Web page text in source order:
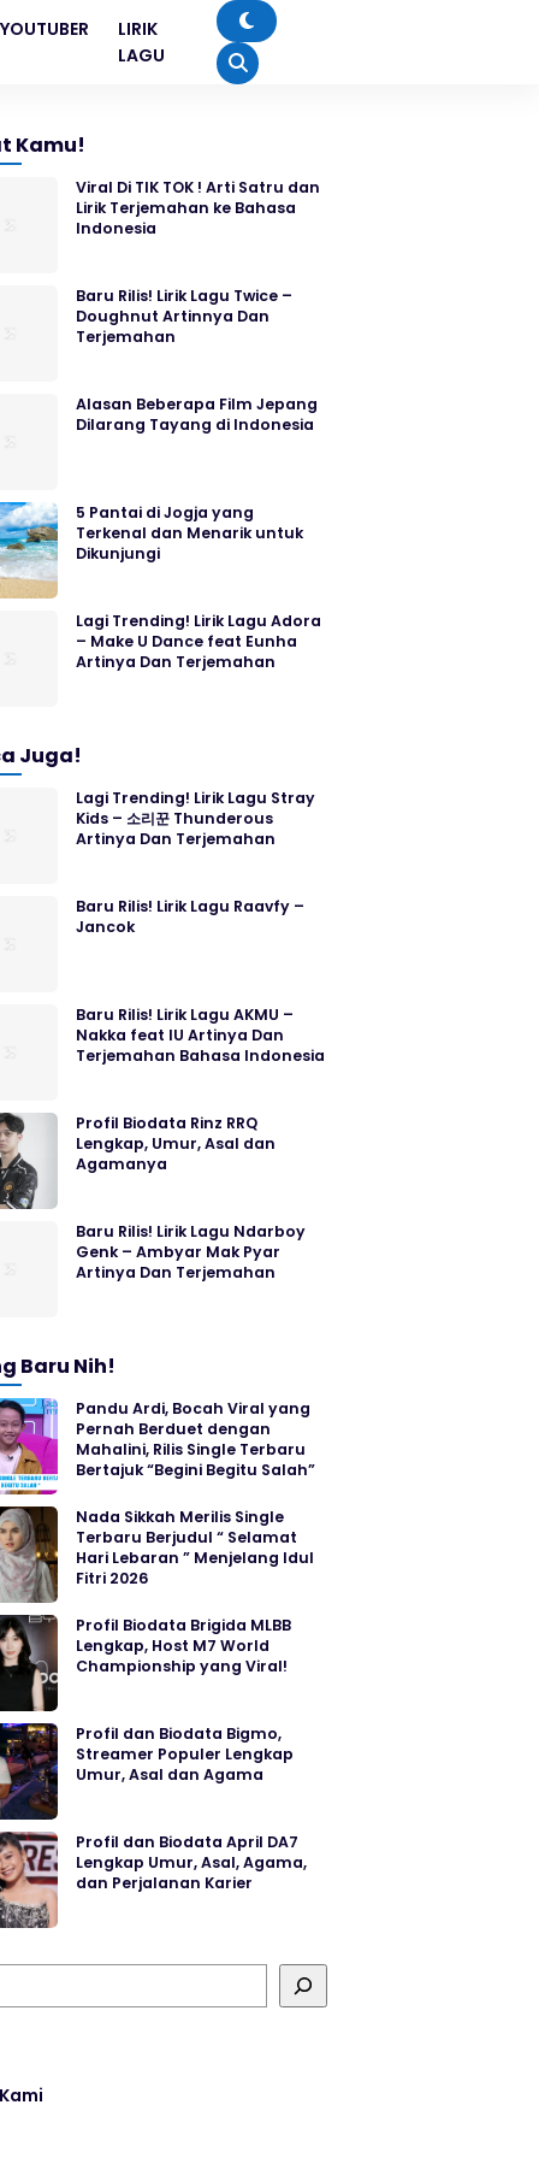
YOUTUBER
LIRIK
LAGU
Kamu!
Viral Di TIK TOK ! Arti Satru dan
Lirik Terjemahan ke Bahasa
Indonesia
Baru Rilis! Lirik Lagu Twice –
Doughnut Artinnya Dan
Terjemahan
Alasan Beberapa Film Jepang
Dilarang Tayang di Indonesia
5 Pantai di Jogja yang
Terkenal dan Menarik untuk
Dikunjungi
Lagi Trending! Lirik Lagu Adora
– Make U Dance feat Eunha
Artinya Dan Terjemahan
Juga!
Lagi Trending! Lirik Lagu Stray
Kids – 소리꾼 Thunderous
Artinya Dan Terjemahan
Baru Rilis! Lirik Lagu Raavfy –
Jancok
Baru Rilis! Lirik Lagu AKMU –
Nakka feat IU Artinya Dan
Terjemahan Bahasa Indonesia
Profil Biodata Rinz RRQ
Lengkap, Umur, Asal dan
Agamanya
Baru Rilis! Lirik Lagu Ndarboy
Genk – Ambyar Mak Pyar
Artinya Dan Terjemahan
Baru Nih!
Pandu Ardi, Bocah Viral yang
Pernah Berduet dengan
Mahalini, Rilis Single Terbaru
Bertajuk “Begini Begitu Salah”
Nada Sikkah Merilis Single
Terbaru Berjudul “ Selamat
Hari Lebaran ” Menjelang Idul
Fitri 2026
Profil Biodata Brigida MLBB
Lengkap, Host M7 World
Championship yang Viral!
Profil dan Biodata Bigmo,
Streamer Populer Lengkap
Umur, Asal dan Agama
Profil dan Biodata April DA7
Lengkap Umur, Asal, Agama,
dan Perjalanan Karier